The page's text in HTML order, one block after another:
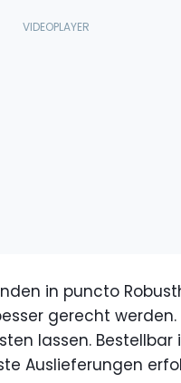
in puncto
gerecht werden.
lassen.
Auslieferungen